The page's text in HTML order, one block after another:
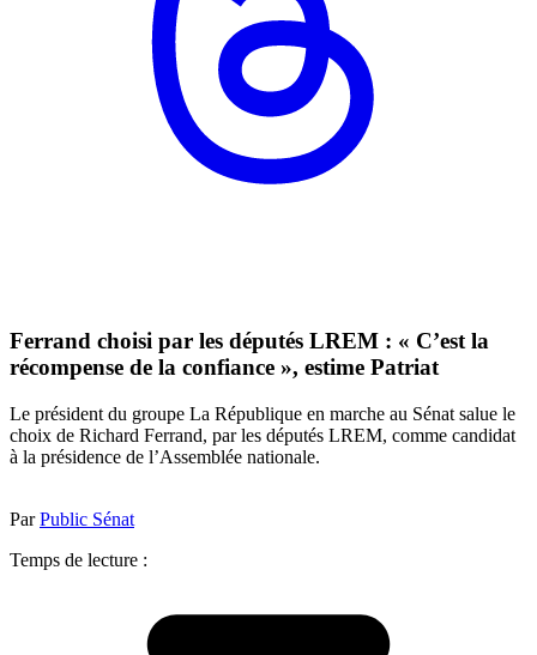
Ferrand choisi par les députés LREM : « C’est la
récompense de la confiance », estime Patriat
Le président du groupe La République en marche au Sénat salue le
choix de Richard Ferrand, par les députés LREM, comme candidat
à la présidence de l’Assemblée nationale.
ParPublic Sénat
Temps de lecture :